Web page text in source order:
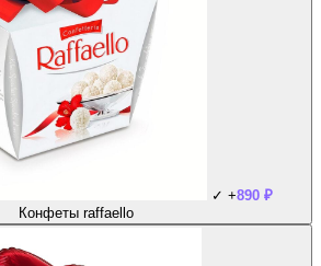
✓ +890 ₽
Конфеты raffaello